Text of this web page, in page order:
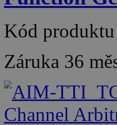
Kód produktu
Záruka 36